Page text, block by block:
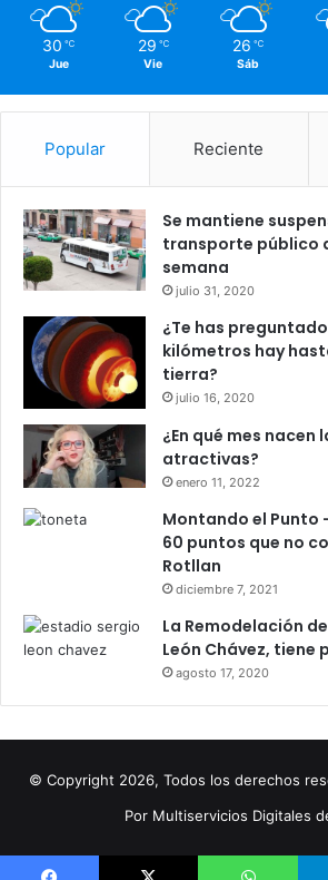
30 ℃
Jue
29 ℃
Vie
26 ℃
Sáb
Popular Reciente
Se mantiene
transporte público
semana
julio 31, 2020
¿Te has
kilómetros hay
tierra?
julio 16, 2020
¿En qué mes nacen
atractivas?
enero 11, 2022
Montando el Punto
60 puntos que no
Rotllan
diciembre 7, 2021
La Remodelación
León Chávez, tiene
agosto 17, 2020
© Copyright 2026, Todos los derechos
Por Multiservicios Digitales